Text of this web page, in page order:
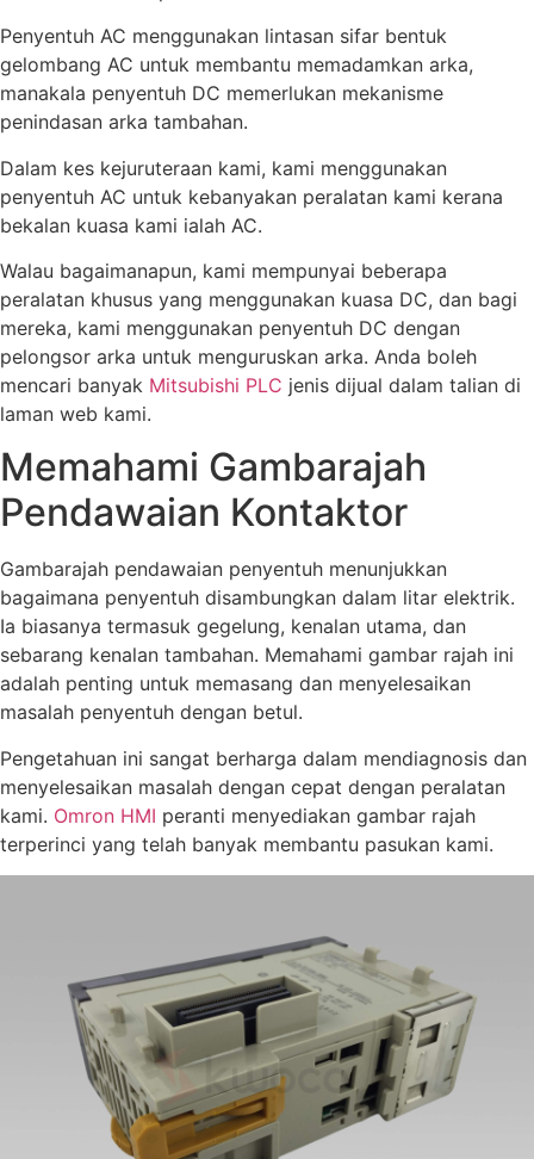
Penyentuh AC menggunakan lintasan sifar bentuk
gelombang AC untuk membantu memadamkan arka,
manakala penyentuh DC memerlukan mekanisme
penindasan arka tambahan.
Dalam kes kejuruteraan kami, kami menggunakan
penyentuh AC untuk kebanyakan peralatan kami kerana
bekalan kuasa kami ialah AC.
Walau bagaimanapun, kami mempunyai beberapa
peralatan khusus yang menggunakan kuasa DC, dan bagi
mereka, kami menggunakan penyentuh DC dengan
pelongsor arka untuk menguruskan arka. Anda boleh
mencari banyak Mitsubishi PLC jenis dijual dalam talian di
laman web kami.
Memahami Gambarajah
Pendawaian Kontaktor
Gambarajah pendawaian penyentuh menunjukkan
bagaimana penyentuh disambungkan dalam litar elektrik.
Ia biasanya termasuk gegelung, kenalan utama, dan
sebarang kenalan tambahan. Memahami gambar rajah ini
adalah penting untuk memasang dan menyelesaikan
masalah penyentuh dengan betul.
Pengetahuan ini sangat berharga dalam mendiagnosis dan
menyelesaikan masalah dengan cepat dengan peralatan
kami. Omron HMI peranti menyediakan gambar rajah
terperinci yang telah banyak membantu pasukan kami.